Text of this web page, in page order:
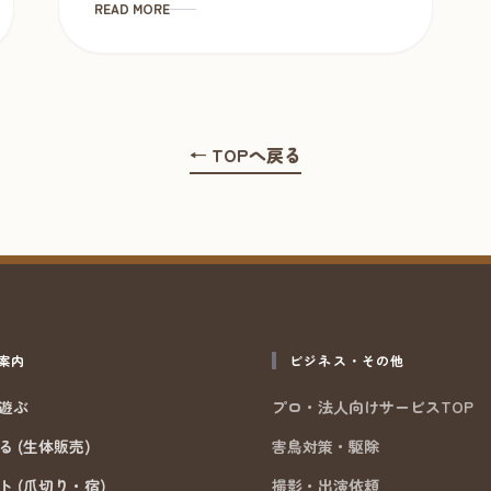
READ MORE
← TOPへ戻る
内
ぶ
(生体販売)
(爪切り・宿)
ビジネス・その他
プロ・法人向けサービスTOP
害鳥対策・駆除
撮影・出演依頼